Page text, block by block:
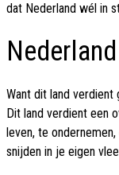
dat Nederland wél in
Want dit land verdient
Dit land verdient een
leven, te
snijden in je eigen